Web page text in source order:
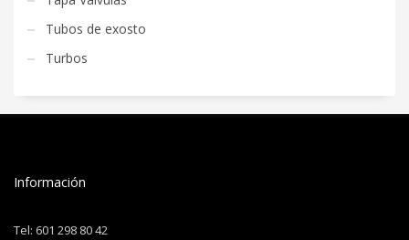
Tubos de exosto
Turbos
Información
Tel: 601 298 80 42